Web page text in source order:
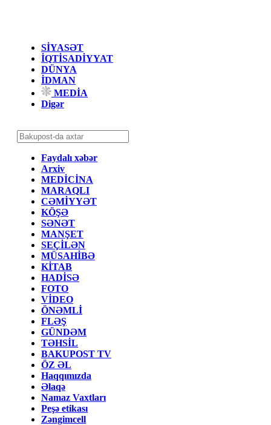
SİYASƏT
İQTİSADİYYAT
DÜNYA
İDMAN
MEDİA
Digər
Faydalı xəbər
Arxiv
MEDİCİNA
MARAQLI
CƏMİYYƏT
KÖŞƏ
SƏNƏT
MANŞET
SEÇİLƏN
MÜSAHİBƏ
KİTAB
HADİSƏ
FOTO
VİDEO
ÖNƏMLİ
FLƏŞ
GÜNDƏM
TƏHSİL
BAKUPOST TV
ÖZ ƏL
Haqqımızda
Əlaqə
Namaz Vaxtları
Peşə etikası
Zəngimcell